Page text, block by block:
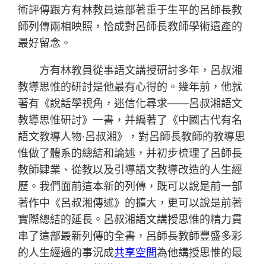
術評傳跟方有林教員這部著重于生平的呂師長教
師列傳兩相映照，恰成對呂師長教師學術遺產的
最好留念。
方有林教員從事語文講授研討多年，呂叔湘
教導思惟的研討是他最有心得的。幾年前，他就
著有《說話學視角，迷信化尋求——呂叔湘語文
教導思惟研討》一書，并編著了《中國古代有名
語文教導人物·呂叔湘》，對呂師長教師的教導思
惟做了體系的總結和論述，并初步梳理了呂師長
教師肄業、從教以及引導語文教導改造的人生經
歷。我們面前這本新的列傳，既可以說是前一部
著作中《呂叔湘傳述》的擴大，更可以說是前著
實際總結的延長。呂叔湘語文講授思惟的精力貫
串了這部最新列傳的全書，呂師長教師豐盛多彩
的人生經過的事況成共享空間為他講授思惟的最